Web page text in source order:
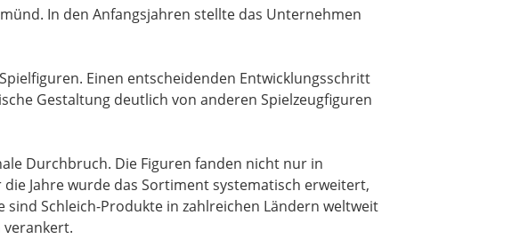
In den Anfangsjahren stellte das Unternehmen
Einen entscheidenden Entwicklungsschritt
Gestaltung deutlich von anderen Spielzeugfiguren
Durchbruch. Die Figuren fanden nicht nur in
Jahre wurde das Sortiment systematisch erweitert,
Schleich-Produkte in zahlreichen Ländern weltweit